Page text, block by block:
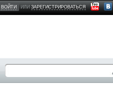
ВОЙТИ ИЛИЗАРЕГИСТРИРОВАТЬСЯ